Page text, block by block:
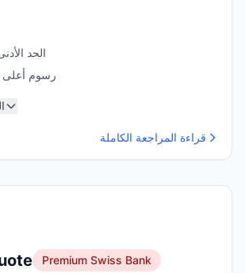
الحد
رسوم أعلى
قراءة المراجعة الكاملة
Premium Swiss Bank